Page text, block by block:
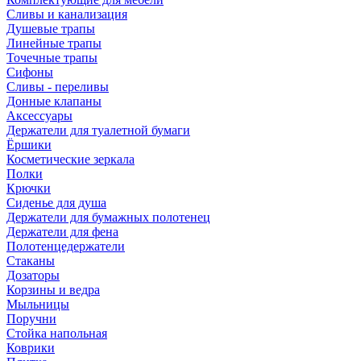
Сливы и канализация
Душевые трапы
Линейные трапы
Точечные трапы
Сифоны
Сливы - переливы
Донные клапаны
Аксессуары
Держатели для туалетной бумаги
Ёршики
Косметические зеркала
Полки
Крючки
Сиденье для душа
Держатели для бумажных полотенец
Держатели для фена
Полотенцедержатели
Стаканы
Дозаторы
Корзины и ведра
Мыльницы
Поручни
Стойка напольная
Коврики